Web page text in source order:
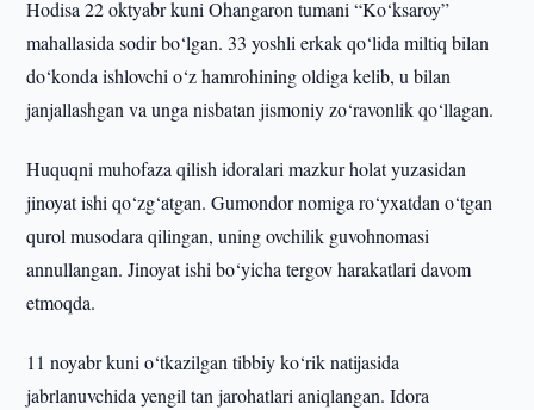
Hodisa 22 oktyabr kuni Ohangaron tumani “Ko‘ksaroy”
mahallasida sodir bo‘lgan. 33 yoshli erkak qo‘lida miltiq bilan
do‘konda ishlovchi o‘z hamrohining oldiga kelib, u bilan
janjallashgan va unga nisbatan jismoniy zo‘ravonlik qo‘llagan.
Huquqni muhofaza qilish idoralari mazkur holat yuzasidan
jinoyat ishi qo‘zg‘atgan. Gumondor nomiga ro‘yxatdan o‘tgan
qurol musodara qilingan, uning ovchilik guvohnomasi
annullangan. Jinoyat ishi bo‘yicha tergov harakatlari davom
etmoqda.
11 noyabr kuni o‘tkazilgan tibbiy ko‘rik natijasida
jabrlanuvchida yengil tan jarohatlari aniqlangan. Idora